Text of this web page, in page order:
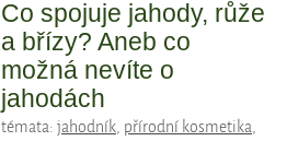
Co spojuje jahody, růže
a břízy? Aneb co
možná nevíte o
jahodách
témata: jahodník, přírodní kosmetika,